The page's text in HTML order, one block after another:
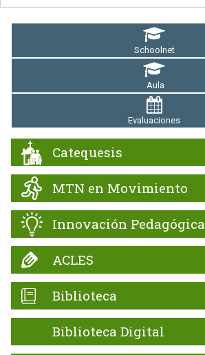
Schoolnet
Aula
Evaluaciones
Catequesis
MTN en Movimiento
Innovación Pedagógica
ACLES
Biblioteca
Biblioteca Digital